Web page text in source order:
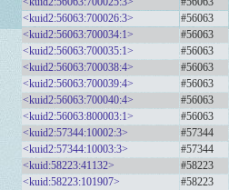
<kuid2:56063:700026:3>
#56063
<kuid2:56063:700034:1>
#56063
<kuid2:56063:700035:1>
#56063
<kuid2:56063:700038:4>
#56063
<kuid2:56063:700039:4>
#56063
<kuid2:56063:700040:4>
#56063
<kuid2:56063:800003:1>
#56063
<kuid2:57344:10002:3>
#57344
<kuid2:57344:10003:3>
#57344
<kuid:58223:41132>
#58223
<kuid:58223:101907>
#58223